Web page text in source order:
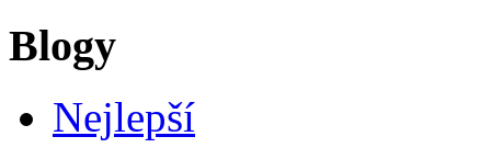
Blogy
Nejlepší